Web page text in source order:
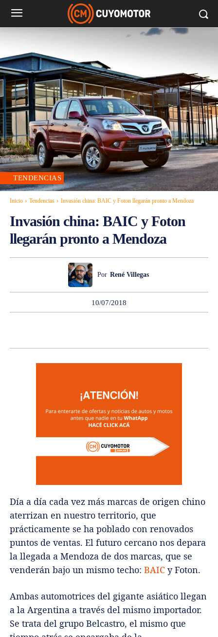
TENDENCIAS
Inicio Tendencias Invasión china: BAIC y Foton llegarán pronto a Mendoza
Invasión china: BAIC y Foton
llegarán pronto a Mendoza
Por René Villegas
10/07/2018
Día a día cada vez más marcas de origen chino
aterrizan en nuestro territorio, que
prácticamente se ha poblado con renovados
puntos de ventas. El futuro cercano nos depara
la llegada a Mendoza de dos marcas, que se
venderán bajo un mismo techo: BAIC y Foton.
Ambas automotrices del gigante asiático llegan
a la Argentina a través del mismo importador.
Se trata del grupo Belcastro, el mismo que